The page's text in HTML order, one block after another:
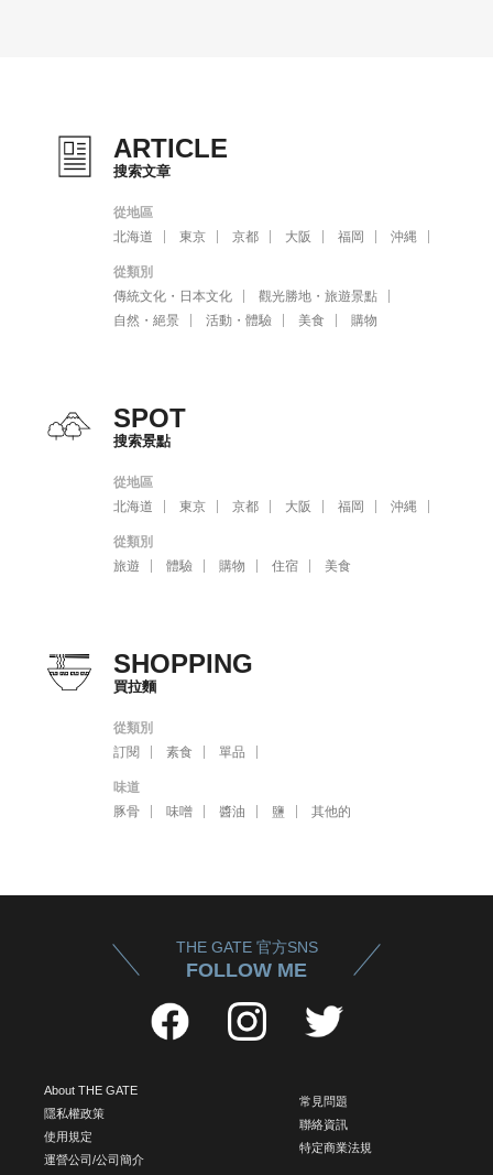
ARTICLE
搜索文章
從地區
北海道
東京 京都 大阪 福岡 沖縄
從類別
傳統文化・日本文化
觀光勝地・旅遊景點
自然・絕景
活動・體驗 美食 購物
SPOT
搜索景點
從地區
北海道
東京 京都 大阪 福岡 沖縄
從類別
旅遊
體驗 購物 住宿 美食
SHOPPING
買拉麵
從類別
訂閱
素食 單品
味道
豚骨
味噌 醬油 鹽 其他的
THE GATE 官方SNS
FOLLOW ME
About THE GATE
隱私權政策
使用規定
運營公司/公司簡介
常見問題
聯絡資訊
特定商業法規